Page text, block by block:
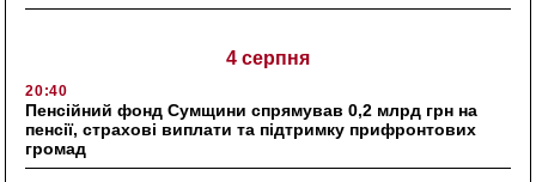
4 серпня
20:40
Пенсійний фонд Сумщини спрямував 0,2 млрд грн на
пенсії, страхові виплати та підтримку прифронтових
громад